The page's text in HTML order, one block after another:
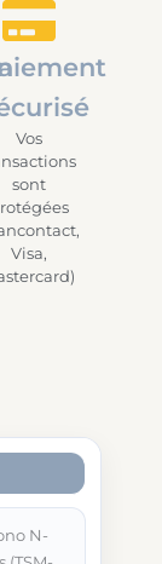
Vos
sont
Visa,
N-